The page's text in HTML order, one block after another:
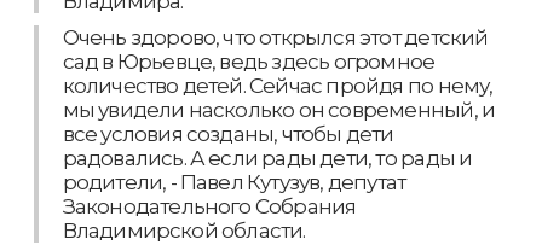
Очень здорово, что открылся этот детский
сад в Юрьевце, ведь здесь огромное
количество детей. Сейчас пройдя по нему,
мы увидели насколько он современный, и
все условия созданы, чтобы дети
радовались. А если рады дети, то рады и
родители, - Павел Кутузув, депутат
Законодательного Собрания
Владимирской области.